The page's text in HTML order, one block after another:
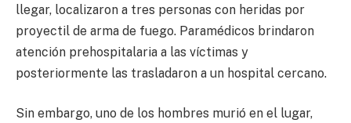
llegar, localizaron a tres personas con heridas por
proyectil de arma de fuego. Paramédicos brindaron
atención prehospitalaria a las víctimas y
posteriormente las trasladaron a un hospital cercano.
Sin embargo, uno de los hombres murió en el lugar,